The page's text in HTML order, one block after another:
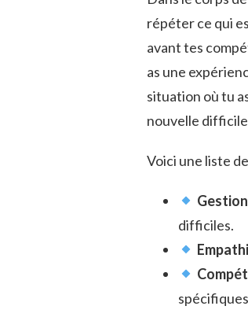
répéter ce qui
avant tes
as une
situation où tu
nouvelle
Voici une liste
difficiles.